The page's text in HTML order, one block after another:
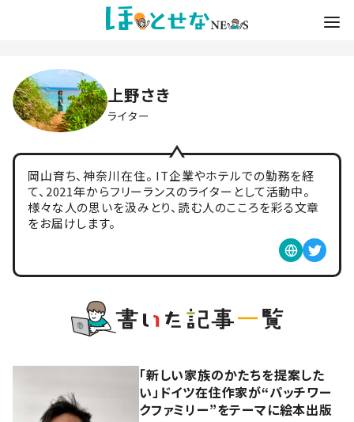
上野さき
ライター
岡山育ち、神奈川在住。 IT企業やホテルでの勤務を経
て、2021年からフリーランスのライターとして活動中。
様々な人の思いを汲みとり、読む人のこころを彩る文章
をお届けします。
「新しい家族のかたちを提案した
い」ドイツ在住作家が“パッチワー
クファミリー”をテーマに絵本出版